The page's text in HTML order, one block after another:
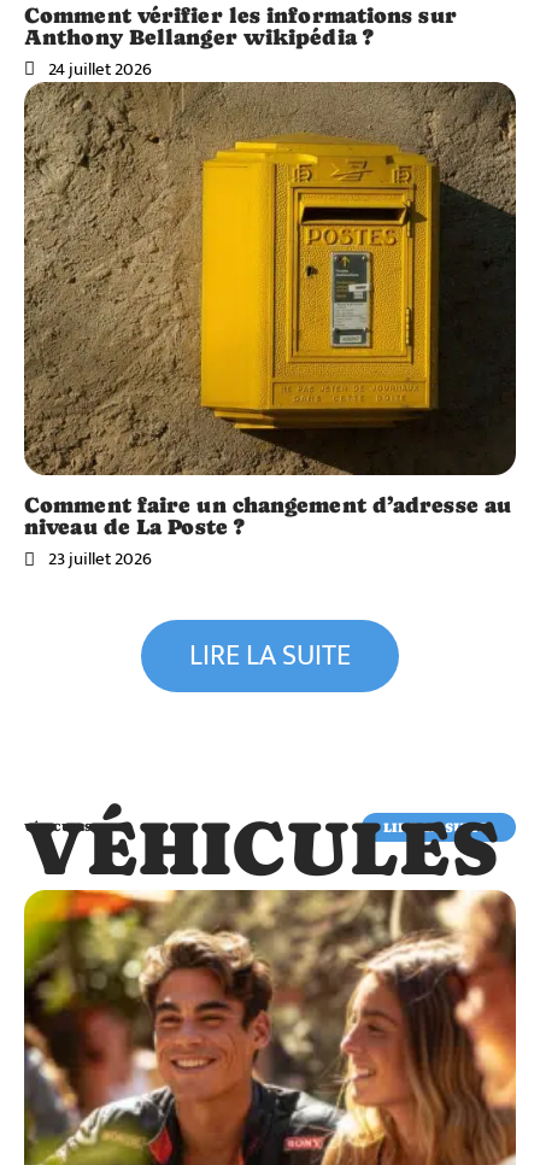
Comment vérifier les informations sur
Anthony Bellanger wikipédia ?
24 juillet 2026
Comment faire un changement d’adresse au
niveau de La Poste ?
23 juillet 2026
LIRE LA SUITE
VÉHICULES
VÉHICULES LIRE LA SUITE